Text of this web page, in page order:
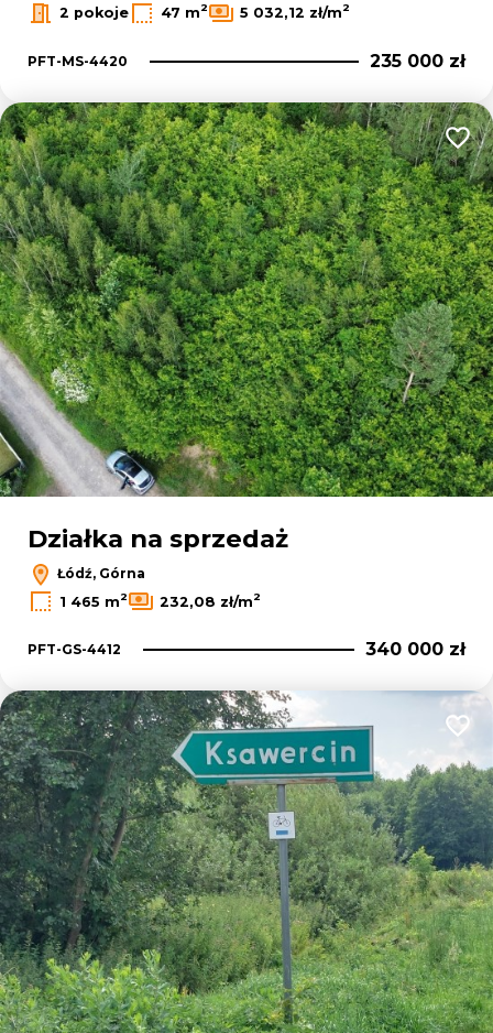
2 pokoje
47 m2 5 032,12 zł/m2
PFT-MS-4420 235 000 zł
Działka na sprzedaż
Łódź, Górna
1 465 m2 232,08 zł/m2
PFT-GS-4412 340 000 zł